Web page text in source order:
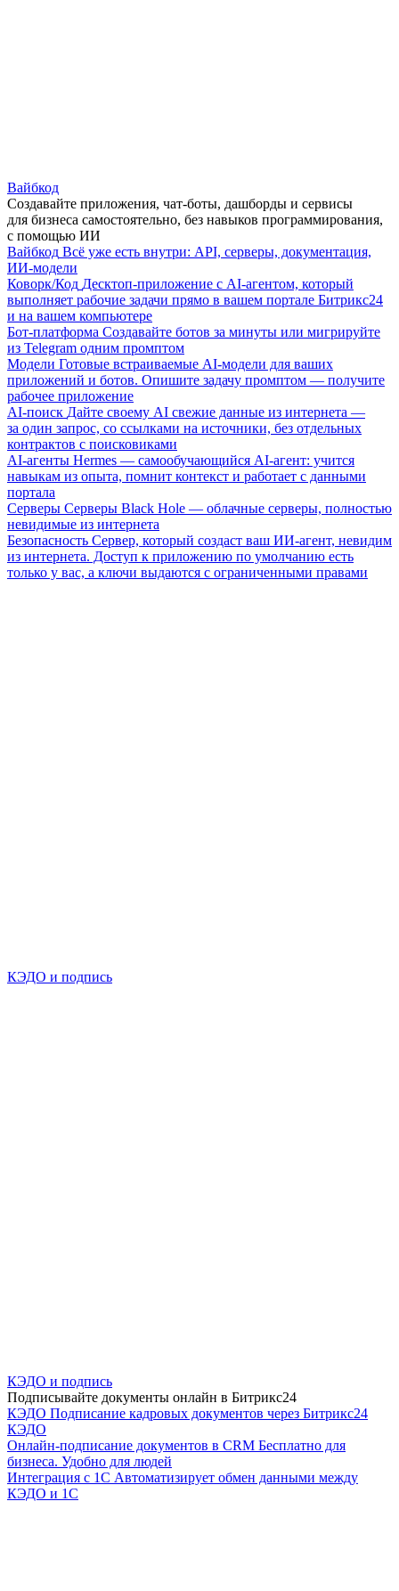
Вайбкод
Создавайте приложения, чат-боты, дашборды и сервисы
для бизнеса самостоятельно, без навыков программирования,
с помощью ИИ
Вайбкод Всё уже есть внутри: API, серверы, документация,
ИИ-модели
Коворк/Код Десктоп-приложение с AI-агентом, который
выполняет рабочие задачи прямо в вашем портале Битрикс24
и на вашем компьютере
Бот-платформа Создавайте ботов за минуты или мигрируйте
из Telegram одним промптом
Модели Готовые встраиваемые AI-модели для ваших
приложений и ботов. Опишите задачу промптом — получите
рабочее приложение
AI-поиск Дайте своему AI свежие данные из интернета —
за один запрос, со ссылками на источники, без отдельных
контрактов с поисковиками
AI-агенты Hermes — самообучающийся AI-агент: учится
навыкам из опыта, помнит контекст и работает с данными
портала
Серверы Серверы Black Hole — облачные серверы, полностью
невидимые из интернета
Безопасность Сервер, который создаст ваш ИИ-агент, невидим
из интернета. Доступ к приложению по умолчанию есть
только у вас, а ключи выдаются с ограниченными правами
КЭДО и подпись
КЭДО и подпись
Подписывайте документы онлайн в Битрикс24
КЭДО Подписание кадровых документов через Битрикс24
КЭДО
Онлайн-подписание документов в CRM Бесплатно для
бизнеса. Удобно для людей
Интеграция с 1С Автоматизирует обмен данными между
КЭДО и 1С